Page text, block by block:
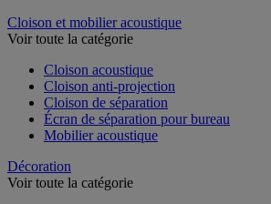
Cloison et mobilier acoustique
Voir toute la catégorie
Cloison acoustique
Cloison anti-projection
Cloison de séparation
Écran de séparation pour bureau
Mobilier acoustique
Décoration
Voir toute la catégorie